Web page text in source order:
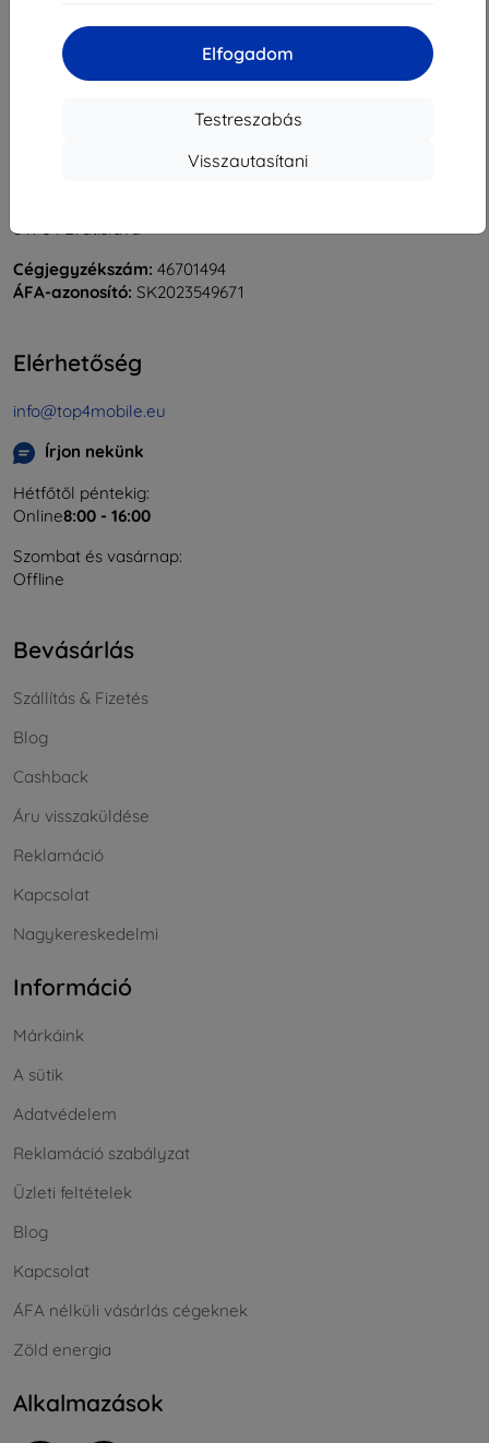
Elfogadom
Testreszabás
Visszautasítani
841 04 Bratislava
Cégjegyzékszám: 46701494
ÁFA-azonosító: SK2023549671
Elérhetőség
info@top4mobile.eu
Írjon nekünk
Hétfőtől péntekig:
Online8:00 - 16:00
Szombat és vasárnap:
Offline
Bevásárlás
Szállítás & Fizetés
Blog
Cashback
Áru visszaküldése
Reklamáció
Kapcsolat
Nagykereskedelmi
Információ
Márkáink
A sütik
Adatvédelem
Reklamáció szabályzat
Üzleti feltételek
Blog
Kapcsolat
ÁFA nélküli vásárlás cégeknek
Zöld energia
Alkalmazások